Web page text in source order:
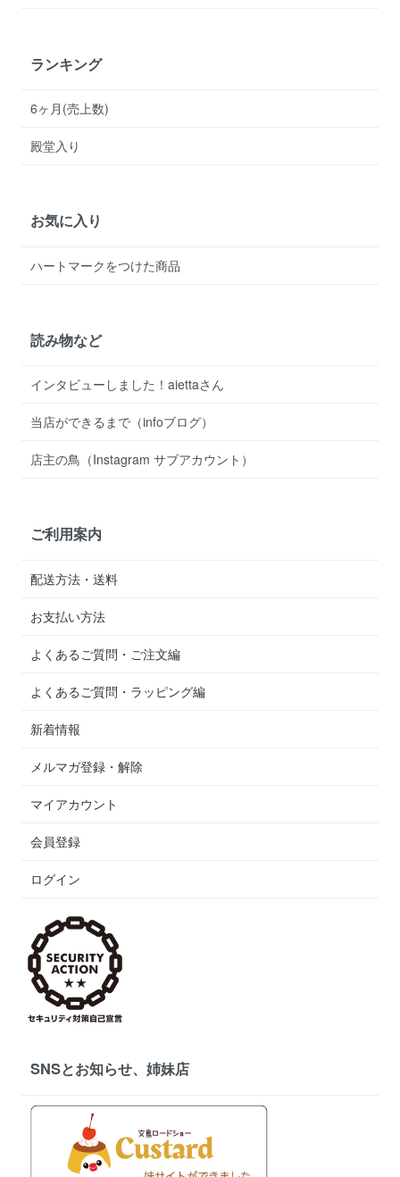
ランキング
6ヶ月(売上数)
殿堂入り
お気に入り
ハートマークをつけた商品
読み物など
インタビューしました！aiettaさん
当店ができるまで（infoブログ）
店主の鳥（Instagram サブアカウント）
ご利用案内
配送方法・送料
お支払い方法
よくあるご質問・ご注文編
よくあるご質問・ラッピング編
新着情報
メルマガ登録・解除
マイアカウント
会員登録
ログイン
SNSとお知らせ、姉妹店